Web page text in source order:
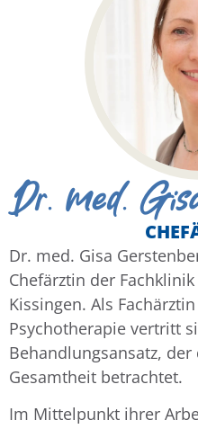
Dr. med.
Dr. med. Gisa
Chefärztin der
Kissingen. Als
Psychotherapie vertritt
Behandlungsansatz,
Gesamtheit betrachtet.
Im Mittelpunkt ihrer